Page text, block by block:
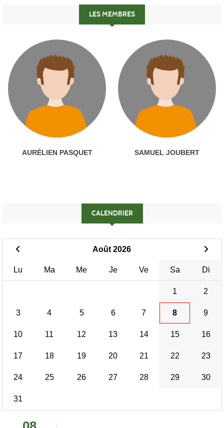
LES MEMBRES
AURÉLIEN PASQUET SAMUEL JOUBERT
CALENDRIER
Août 2026
Lu Ma Me Je Ve Sa Di
1 2
3 4 5 6 7 8 9
10 11 12 13 14 15 16
17 18 19 20 21 22 23
24 25 26 27 28 29 30
31